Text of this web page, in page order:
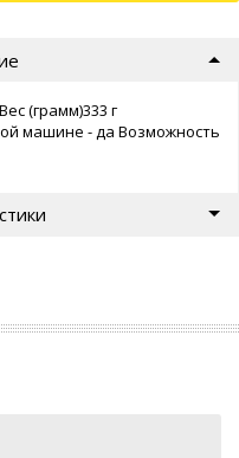
(грамм)333 г
машине - да Возможность